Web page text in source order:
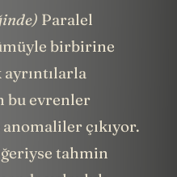
Paralel
birbirine
bu evrenler
çıkıyor.
tahmin